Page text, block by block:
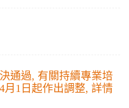
通過, 有關持續專業培
月1日起作出調整, 詳情